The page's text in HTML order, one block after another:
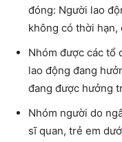
đóng: Người lao
không có thời
Nhóm được các tổ
lao động đang
đang được hưởng
Nhóm người do
sĩ quan, trẻ em